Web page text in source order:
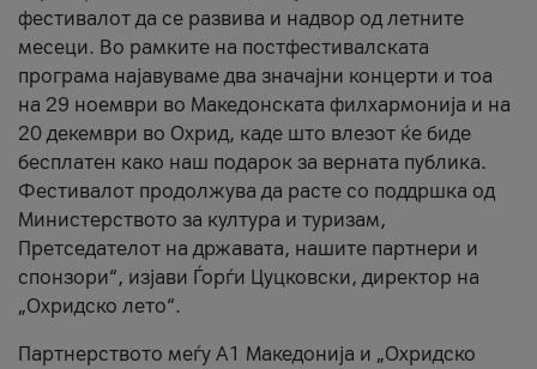
фестивалот да се развива и надвор од летните
месеци. Во рамките на постфестивалската
програма најавуваме два значајни концерти и тоа
на 29 ноември во Македонската филхармонија и на
20 декември во Охрид, каде што влезот ќе биде
бесплатен како наш подарок за верната публика.
Фестивалот продолжува да расте со поддршка од
Министерството за култура и туризам,
Претседателот на државата, нашите партнери и
спонзори“, изјави Ѓорѓи Цуцковски, директор на
„Охридско лето“.
Партнерството меѓу A1 Македонија и „Охридско